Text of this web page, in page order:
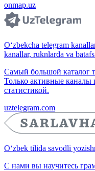
onmap.uz
O‘zbekcha telegram
kanallar, ruknlarda va
Самый большой каталог
Только активные каналы
статистикой.
uztelegram.com
O‘zbek tilida savodli
С нами вы научитесь